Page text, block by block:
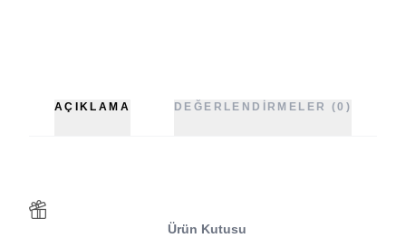
AÇIKLAMA DEĞERLENDIRMELER (0)
Ürün Kutusu